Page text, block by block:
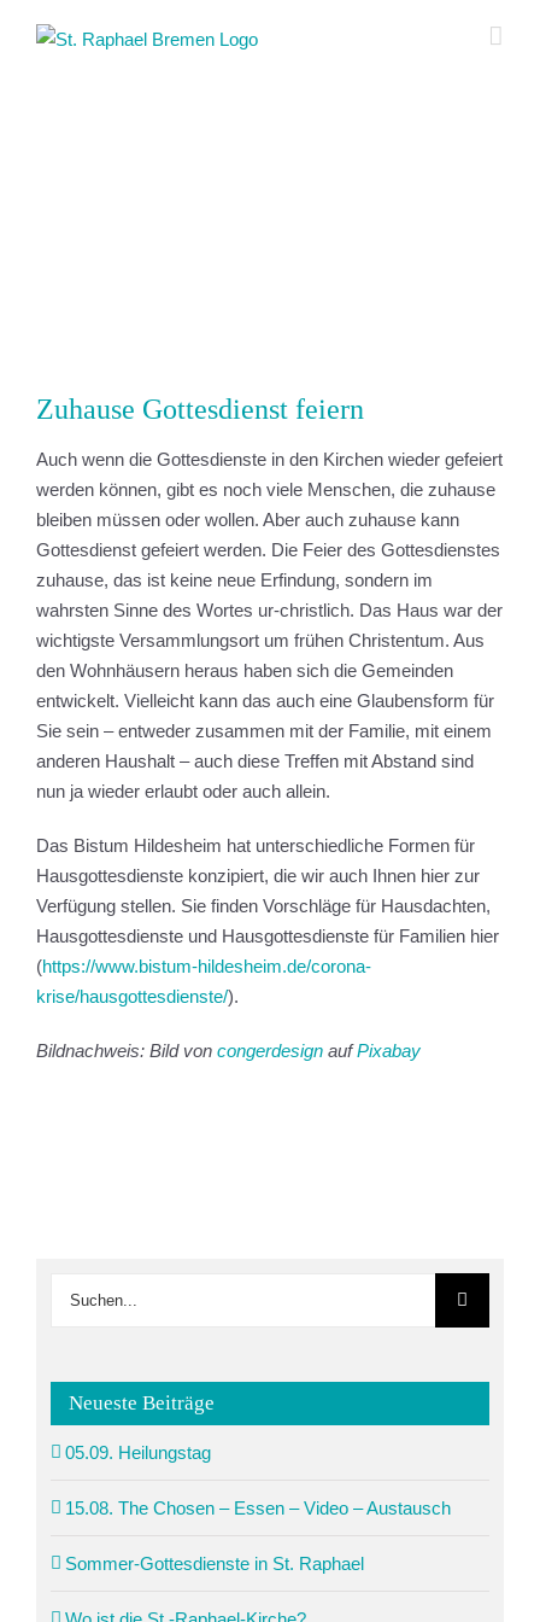
Inhalt
Zuhause Gottesdienst feiern
Auch wenn die Gottesdienste in den Kirchen wieder gefeiert
werden können, gibt es noch viele Menschen, die zuhause
bleiben müssen oder wollen. Aber auch zuhause kann
Gottesdienst gefeiert werden. Die Feier des Gottesdienstes
zuhause, das ist keine neue Erfindung, sondern im
wahrsten Sinne des Wortes ur-christlich. Das Haus war der
wichtigste Versammlungsort um frühen Christentum. Aus
den Wohnhäusern heraus haben sich die Gemeinden
entwickelt. Vielleicht kann das auch eine Glaubensform für
Sie sein – entweder zusammen mit der Familie, mit einem
anderen Haushalt – auch diese Treffen mit Abstand sind
nun ja wieder erlaubt oder auch allein.
Das Bistum Hildesheim hat unterschiedliche Formen für
Hausgottesdienste konzipiert, die wir auch Ihnen hier zur
Verfügung stellen. Sie finden Vorschläge für Hausdachten,
Hausgottesdienste und Hausgottesdienste für Familien hier
(https://www.bistum-hildesheim.de/corona-
krise/hausgottesdienste/).
Bildnachweis: Bild von congerdesign aufPixabay
Neueste Beiträge
05.09. Heilungstag
15.08. The Chosen – Essen – Video – Austausch
Sommer-Gottesdienste in St. Raphael